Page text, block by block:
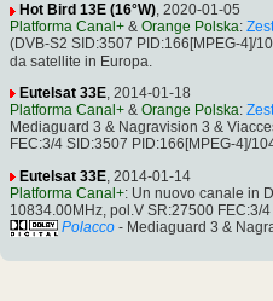
Hot Bird 13E (16°W), 2020-01-05
Platforma Canal+ & Orange Polska:
(DVB-S2 SID:3507 PID:166[MPEG-4]/
da satellite in Europa.
Eutelsat 33E, 2014-01-18
Platforma Canal+ & Orange Polska:
Mediaguard 3 & Nagravision 3 &
FEC:3/4 SID:3507 PID:166[MPEG-4]/
Eutelsat 33E, 2014-01-14
Platforma Canal+: Un nuovo canale in
10834.00MHz, pol.V SR:27500 FEC:3/
Polacco - Mediaguard 3 &